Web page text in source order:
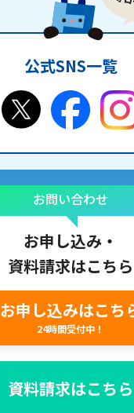
公式SNS一覧
お問い合わせ
お申し込み・
資料請求はこちら
お申し込みはこち
24時間受付中！
資料請求はこちら